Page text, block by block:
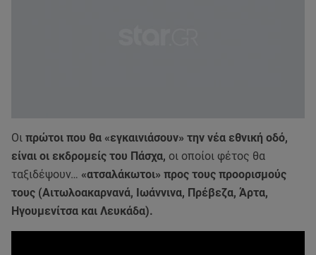
Οι πρώτοι που θα «εγκαινιάσουν» την νέα εθνική οδό,
είναι οι εκδρομείς του Πάσχα, οι οποίοι φέτος θα
ταξιδέψουν… «ατσαλάκωτοι» προς τους προορισμούς
τους (Αιτωλοακαρνανά, Ιωάννινα, Πρέβεζα, Άρτα,
Ηγουμενίτσα και Λευκάδα).